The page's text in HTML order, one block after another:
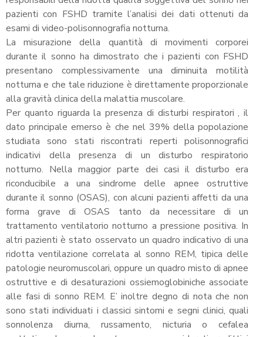
pazienti con FSHD tramite l’analisi dei dati ottenuti da
esami di video-polisonnografia notturna.
La misurazione della quantità di movimenti corporei
durante il sonno ha dimostrato che i pazienti con FSHD
presentano complessivamente una diminuita motilità
notturna e che tale riduzione è direttamente proporzionale
alla gravità clinica della malattia muscolare.
Per quanto riguarda la presenza di disturbi respiratori , il
dato principale emerso è che nel 39% della popolazione
studiata sono stati riscontrati reperti polisonnografici
indicativi della presenza di un disturbo respiratorio
notturno. Nella maggior parte dei casi il disturbo era
riconducibile a una sindrome delle apnee ostruttive
durante il sonno (OSAS), con alcuni pazienti affetti da una
forma grave di OSAS tanto da necessitare di un
trattamento ventilatorio notturno a pressione positiva. In
altri pazienti è stato osservato un quadro indicativo di una
ridotta ventilazione correlata al sonno REM, tipica delle
patologie neuromuscolari, oppure un quadro misto di apnee
ostruttive e di desaturazioni ossiemoglobiniche associate
alle fasi di sonno REM. E’ inoltre degno di nota che non
sono stati individuati i classici sintomi e segni clinici, quali
sonnolenza diurna, russamento, nicturia o cefalea